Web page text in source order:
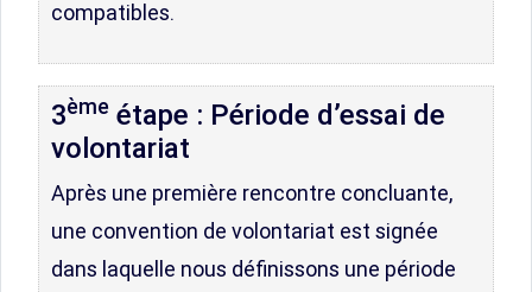
compatibles.
3ème étape : Période d’essai de
volontariat
Après une première rencontre concluante,
une convention de volontariat est signée
dans laquelle nous définissons une période